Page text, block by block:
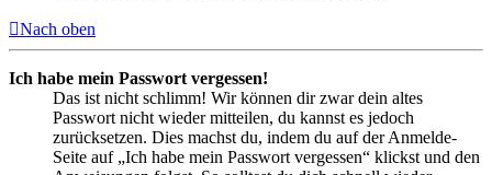
Nach oben
Ich habe mein Passwort vergessen!
Das ist nicht schlimm! Wir können dir zwar dein altes
Passwort nicht wieder mitteilen, du kannst es jedoch
zurücksetzen. Dies machst du, indem du auf der Anmelde-
Seite auf „Ich habe mein Passwort vergessen“ klickst und den